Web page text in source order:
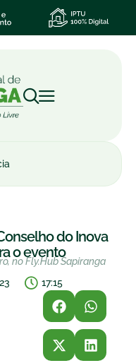
do Inova
o evento
no Fly.Hub Sapiranga
17:15